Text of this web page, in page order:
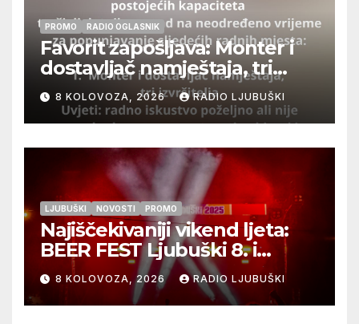
PROMO RADIO OGLASNIK
Favorit zapošljava: Monter i
dostavljač namještaja, tri
izvršitelja
8 KOLOVOZA, 2026 RADIO LJUBUŠKI
LJUBUŠKI NOVOSTI PROMO
Najiščekivaniji vikend ljeta:
BEER FEST Ljubuški 8. i
9.kolovoza
8 KOLOVOZA, 2026 RADIO LJUBUŠKI